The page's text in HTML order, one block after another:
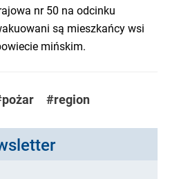
nr 50 na odcinku
są mieszkańcy wsi
mińskim.
#region